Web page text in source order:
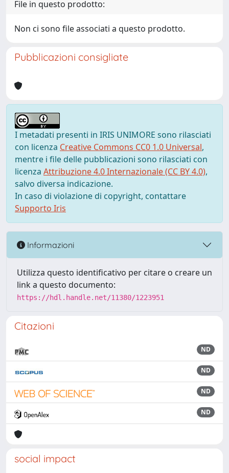
File in questo prodotto:
Non ci sono file associati a questo prodotto.
Pubblicazioni consigliate
I metadati presenti in IRIS UNIMORE sono rilasciati
con licenza Creative Commons CC0 1.0 Universal,
mentre i file delle pubblicazioni sono rilasciati con
licenza Attribuzione 4.0 Internazionale (CC BY 4.0),
salvo diversa indicazione.
In caso di violazione di copyright, contattare
Supporto Iris
Informazioni
Utilizza questo identificativo per citare o creare un
link a questo documento:
https://hdl.handle.net/11380/1223951
Citazioni
ND
ND
ND
ND
social impact